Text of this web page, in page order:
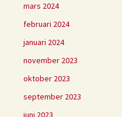
mars 2024
februari 2024
januari 2024
november 2023
oktober 2023
september 2023
juni 2023